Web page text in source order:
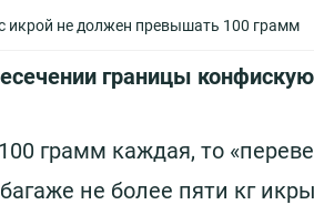
икрой не должен превышать 100 грамм
границы
грамм каждая, то
не более пяти кг